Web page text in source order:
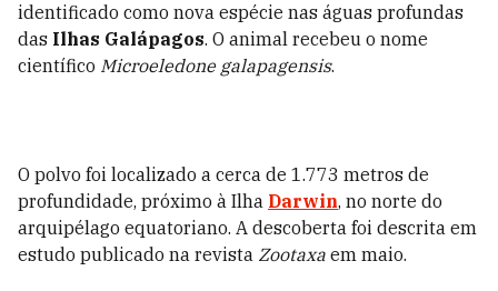
identificado como nova espécie nas águas profundas
das Ilhas Galápagos. O animal recebeu o nome
científico Microeledone galapagensis.
O polvo foi localizado a cerca de 1.773 metros de
profundidade, próximo à Ilha Darwin, no norte do
arquipélago equatoriano. A descoberta foi descrita em
estudo publicado na revista Zootaxa em maio.